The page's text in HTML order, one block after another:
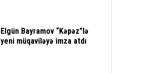
Elgün Bayramov “Kəpəz”lə
yeni müqaviləyə imza atdı